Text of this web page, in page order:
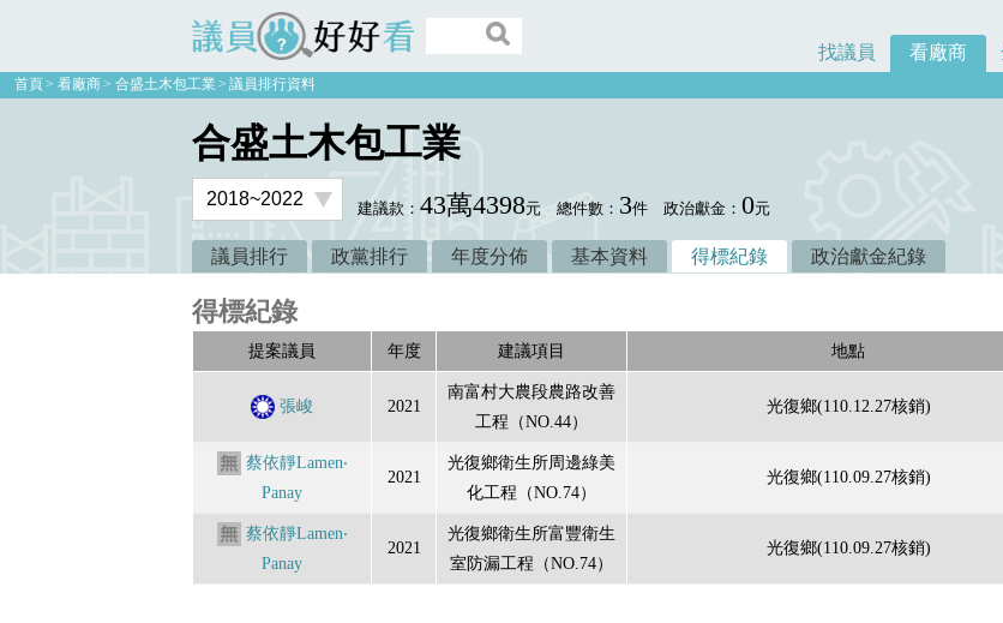
議員好好看
找議員 看廠商
首頁 看廠商 合盛土木包工業 議員排行資料
合盛土木包工業
建議款：43萬4398元 總件數： 3件 政治獻金：0元
議員排行 政黨排行 年度分佈 基本資料 得標紀錄 政治獻金紀錄
得標紀錄
提案議員 年度 建議項目 地點
張峻 2021
南富村大農段農路改善
工程（NO.44）
光復鄉(110.12.27核銷)
蔡依靜Lamen‧
Panay
2021
光復鄉衛生所周邊綠美
化工程（NO.74）
光復鄉(110.09.27核銷)
蔡依靜Lamen‧
Panay
2021
光復鄉衛生所富豐衛生
室防漏工程（NO.74）
光復鄉(110.09.27核銷)